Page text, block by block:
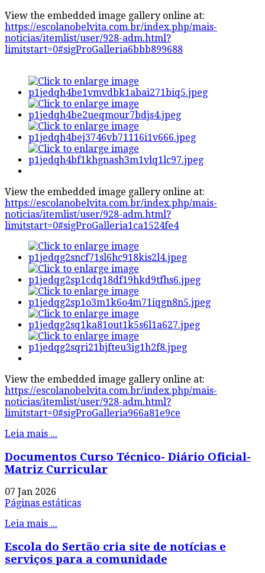
View the embedded image gallery online at:
https://escolanobelvita.com.br/index.php/mais-
noticias/itemlist/user/928-adm.html?
limitstart=0#sigProGalleria6bbb899688
View the embedded image gallery online at:
https://escolanobelvita.com.br/index.php/mais-
noticias/itemlist/user/928-adm.html?
limitstart=0#sigProGalleria1ca1524fe4
View the embedded image gallery online at:
https://escolanobelvita.com.br/index.php/mais-
noticias/itemlist/user/928-adm.html?
limitstart=0#sigProGalleria966a81e9ce
Leia mais ...
Documentos Curso Técnico- Diário Oficial-
Matriz Curricular
07 Jan 2026
Páginas estáticas
Leia mais ...
Escola do Sertão cria site de notícias e
serviços para a comunidade